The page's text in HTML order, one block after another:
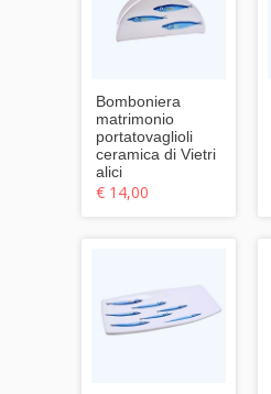
Bomboniera
matrimonio
portatovaglioli
ceramica di Vietri
alici
€ 14,00